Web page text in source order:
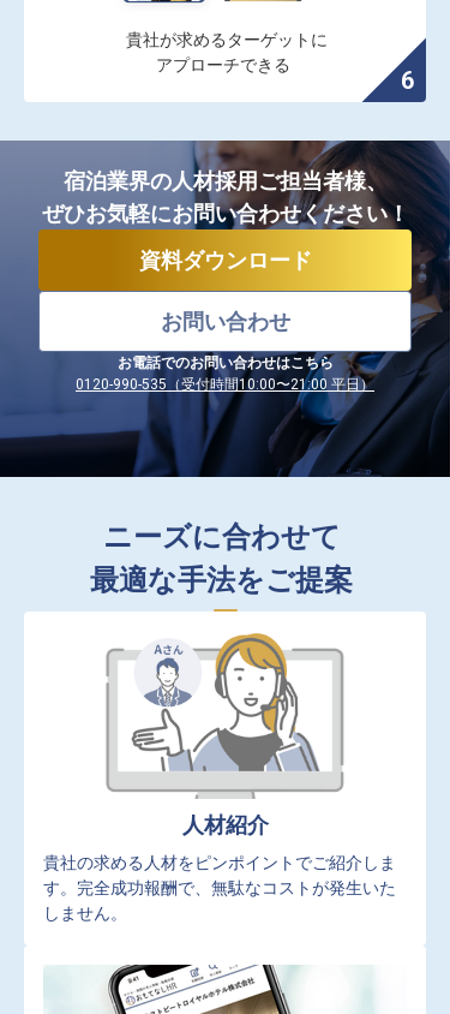
貴社が求めるターゲットに
アプローチできる
宿泊業界の人材採用ご担当者様、
ぜひお気軽にお問い合わせください！
お問い合わせ
資料ダウンロード
お電話でのお問い合わせはこちら
0120-990-535（受付時間10:00〜21:00 平日）
ニーズに合わせて
最適な手法をご提案
人材紹介
貴社の求める人材をピンポイントでご紹介しま
す。完全成功報酬で、無駄なコストが発生いた
しません。